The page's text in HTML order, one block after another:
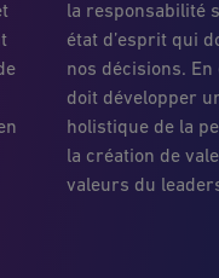
la responsabilité
état d’esprit qui
nos décisions.
doit développer
holistique de la
la création de
valeurs du